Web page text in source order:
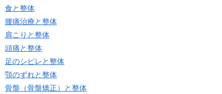
食と整体
腰痛治療と整体
肩こりと整体
頭痛と整体
足のシビレと整体
顎のずれと整体
骨盤（骨盤矯正）と整体